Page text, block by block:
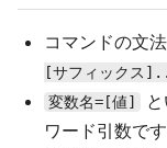
コマンドの文
[サフィックス
変数名=[値]
ワード引数です